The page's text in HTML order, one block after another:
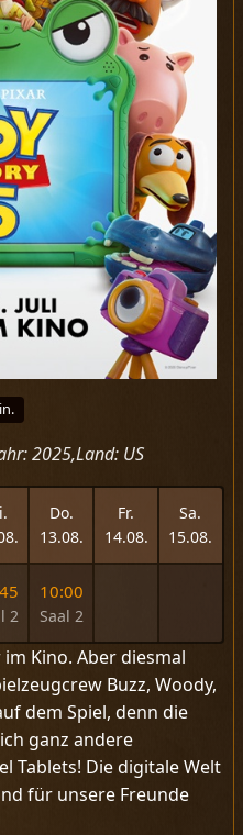
2025Land: US
Do.
13.08.
Fr.
14.08.
Sa.
15.08.
2
10:00
Saal 2
Kino. Aber diesmal
Buzz, Woody,
dem Spiel, denn die
ganz andere
Tablets! Die digitale Welt
für unsere Freunde